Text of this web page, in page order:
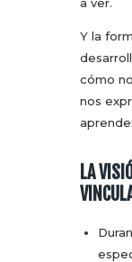
Y la
cómo
nos
LA